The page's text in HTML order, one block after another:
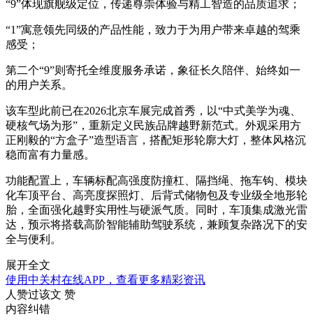
“9”体现旗舰级定位，传递尊崇体验与精工智造的品质追求；
“1”寓意领先同级的产品性能，致力于为用户带来卓越的驾乘
感受；
第二个“9”则寄托全维度服务承诺，象征长久陪伴、始终如一
的用户关系。
该车型此前已在2026北京车展完成首秀，以“中式美学为魂、
硬核气场为形”，重新定义民族品牌越野新范式。外观采用方
正刚毅的“方盒子”造型语言，搭配矩形轮廓大灯，整体风格沉
稳而富有力量感。
功能配置上，车辆标配高强度防撞杠、隔挡绳、拖车钩、模块
化车顶平台、高亮度探照灯、后背式储物包及专业级全地形轮
胎，全面强化越野实用性与硬派气质。同时，车顶集成激光雷
达，预示将搭载高阶智能辅助驾驶系统，兼顾复杂路况下的安
全与便利。
展开全文
使用中关村在线APP，查看更多精彩资讯
人赞过该文 赞
内容纠错